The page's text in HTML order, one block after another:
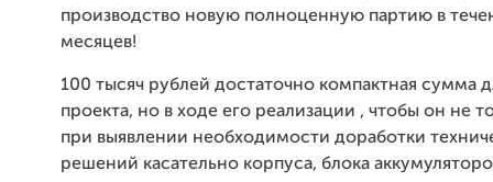
производство новую полноценную партию в
месяцев!
100 тысяч рублей достаточно компактная сумма
проекта, но в ходе его реализации , чтобы он не
при выявлении необходимости доработки
решений касательно корпуса, блока